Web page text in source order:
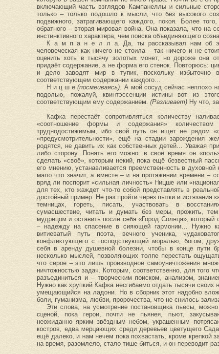
включающий часть взглядов Кампанеллы и сильные
только – только подошло к мысли, что без высокого
подвижного, затрагивающего каждого, покоя. Более
обратного – вторая мировая война. Она показала, что на
инстинктивного характера, чем поиска объединяющего
К а м п а н е л л а. Да, ты рассказывал нам об
человеческая как ничего не стоила – так ничего и не
оценить хоть в тысячу золотых монет, но дороже она
придаёт содержание, а не форма его стенок. Повторюсь:
и дело заводят мир в тупик, поскольку избыточно
соответствующем содержании каждого…
Н и ц ш е(посмеиваясь). А мой сосуд сейчас неплохо
подолью, пожалуй, квинтэссенции истины вот из
соответствующим ему содержанием. (Разливает) Ну что,
Кафка перестаёт сопротивляться количеству
«соотношение формы и содержания»
труднодостижимым, ибо свой путь он ищет не рядом
«предусмотрительности», ещё на стадии зарождения
родятся, не давить их как собственных детей… Уважая
либо сторону. Понять его можно: в своё время он
сделать «своё», которым некий, пока ещё безвестный
его мнению, устанавливается преемственность в
мало что значит, а вместе – и на протяжении времени –
вряд ли поспорит «сильная личность» Ницше или
для тех, кто жаждет что-то собой представлять в
достойный пример. Не раз пройти через пытки и истязания
темницах, гореть, писать, участвовать в
сумасшествие, читать и думать без меры, прожить,
мудрецом и оставить после себя «Город Солнца», который
– надежду на спасение в сияющей гармонии… Нужно
витиеватый путь поэта, вечного ученика,
конфликтующего с господствующей моралью, богом,
себя в аренду душевной болезни, чтобы в конце пути
несколько мыслей, позволяющих толпе перестать
что серое – это лишь производное самоуничтожения
ничтожностью задач. Которым, соответственно, для того
разъединиться и – творческим поиском, анализом,
Нужно как хрупкий Кафка несгибаемо отдать тысячи своих
умещающийся на ладони. Но в сборник этот надобно
боли, гуманизма, любви, пророчества, что не снилось
Эти слова, на усмотрение постановщика пьесы,
сценой, пока герои, почти не пьянея, пьют,
неожиданно ярким звёздным небом, украшенным
костров, едва мерцающих среди деревьев цветущего
ещё далеко, и нам нечем пока похвастать, кроме крепкой
на время, разомлело, стало тише биться, и он переводит